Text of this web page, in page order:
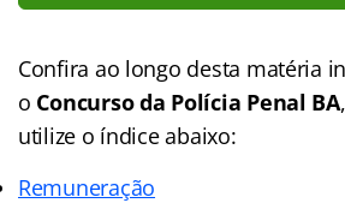
Confira ao longo desta matéria
o Concurso da Polícia Penal BA
utilize o índice abaixo:
Remuneração